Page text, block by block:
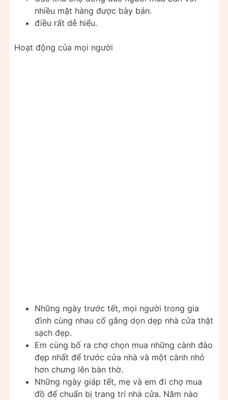
nhiều mặt hàng được bày bán.
điều rất dễ hiểu.
Hoạt động của mọi người
Những ngày trước tết, mọi người trong gia
đình cùng nhau cố gắng dọn dẹp nhà cửa thật
sạch đẹp.
Em cùng bố ra chợ chọn mua những cành đào
đẹp nhất để trước cửa nhà và một cành nhỏ
hơn chưng lên bàn thờ.
Những ngày giáp tết, mẹ và em đi chợ mua
đồ để chuẩn bị trang trí nhà cửa. Năm nào